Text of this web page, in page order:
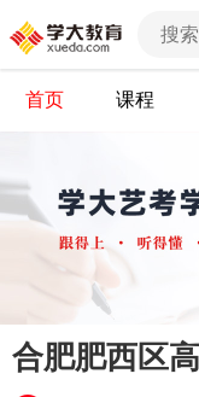
首页 课程
合肥肥西区